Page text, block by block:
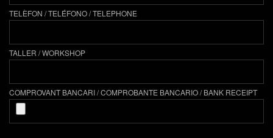
TELÈFON / TELÉFONO / TELEPHONE
TALLER / WORKSHOP
COMPROVANT BANCARI / COMPROBANTE BANCARIO / BANK RECEIPT